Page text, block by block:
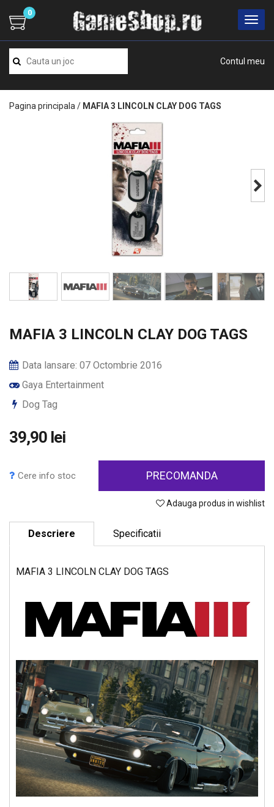
Contul meu
0
Pagina principala / MAFIA 3 LINCOLN CLAY DOG TAGS
MAFIA 3 LINCOLN CLAY DOG TAGS
Data lansare: 07 Octombrie 2016
Gaya Entertainment
Dog Tag
39,90 lei
Cere info stoc PRECOMANDA
Adauga produs in wishlist
Descriere Specificatii
MAFIA 3 LINCOLN CLAY DOG TAGS